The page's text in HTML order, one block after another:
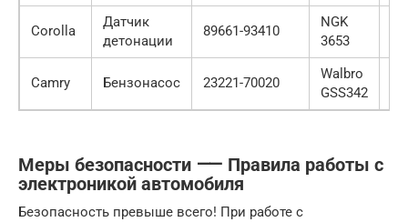
Corolla
Датчик
детонации
89661-93410
NGK
3653
Camry Бензонасос 23221-70020
Walbro
GSS342
Меры безопасности ⸺ Правила работы с
электроникой автомобиля
Безопасность превыше всего! При работе с